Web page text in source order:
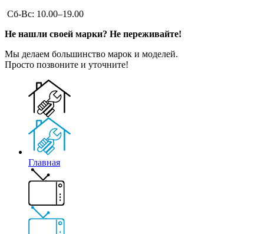
Сб-Вс: 10.00–19.00
Не нашли своей марки? Не переживайте!
Мы делаем большинство марок и моделей.
Просто позвоните и уточните!
Главная